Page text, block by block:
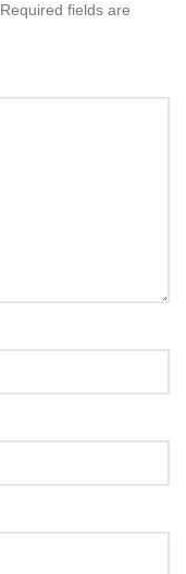
Required fields are